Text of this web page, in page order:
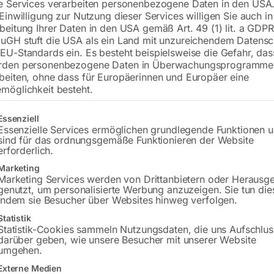
50 LGT
ca. 2 - 3 Tage
kompl. Nr. 4+5
Services verarbeiten personenbezogene Daten in den
zur Nutzung dieser Services willigen Sie auch
Ihrer Daten in den USA gemäß Art. 49 (1) lit. a
stuft die USA als ein Land mit unzureichendem
Standards ein. Es besteht beispielsweise die Gefahr,
personenbezogene Daten in
ohne dass für Europäerinnen und Europäer eine
besteht.
eine Liste der Service-Gruppen, für die eine Einwilligung erteilt
Services ermöglichen grundlegende Funktionen
für das ordnungsgemäße Funktionieren der Website
Services werden von Drittanbietern oder
um personalisierte Werbung anzuzeigen. Sie tun
sie Besucher über Websites hinweg verfolgen.
Cookies sammeln Nutzungsdaten, die uns
geben, wie unsere Besucher mit unserer Website
Medien